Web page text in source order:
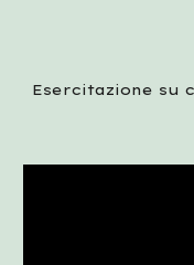
Esercitazione su